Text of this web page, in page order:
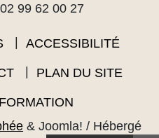
02 99 62 00 27
ACCESSIBILITÉ
PLAN DU SITE
& Joomla! / Hébergé